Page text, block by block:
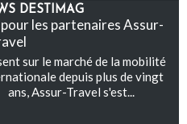
DESTIMAG
les partenaires Assur-
sur le marché de la mobilité
depuis plus de vingt
ans, Assur-Travel s'est...